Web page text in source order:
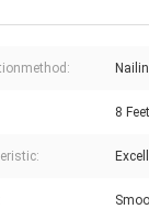
8 Feet